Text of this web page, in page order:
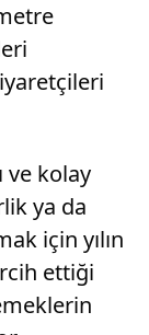
ve kolay
ya da
için yılın
ettiği